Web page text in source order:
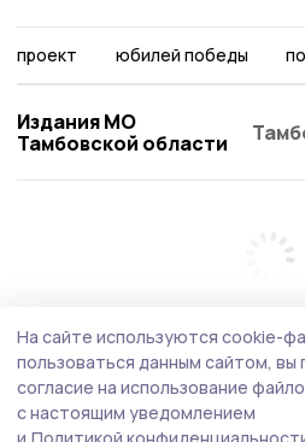
проект юбилей победы
Издания МО
Тамбовской области
На сайте используются cookie-
пользоваться данным сайтом,
согласие на использование
с настоящим уведомлением